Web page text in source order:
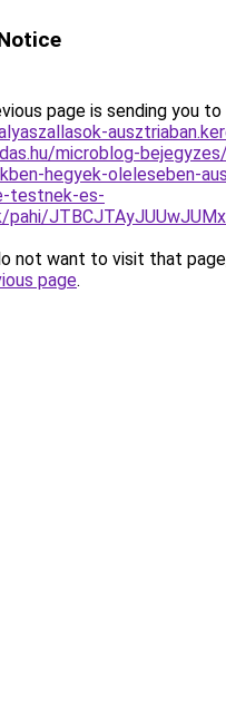
page is sending you to
microblog-
hegyek-oleleseben-
testnek-es-
pahi/
not want to visit that
page.